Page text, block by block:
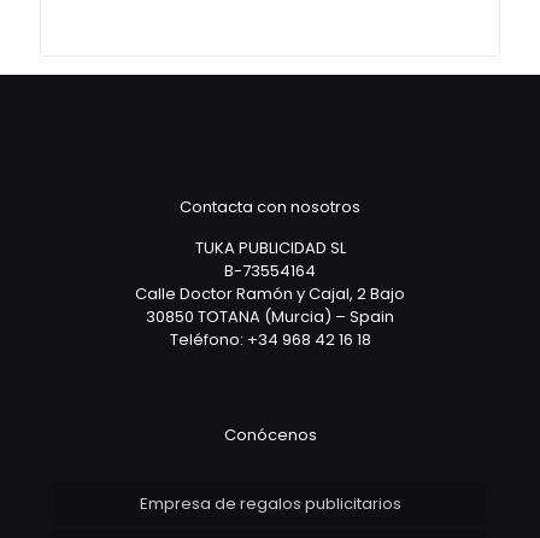
Contacta con nosotros
TUKA PUBLICIDAD SL
B-73554164
Calle Doctor Ramón y Cajal, 2 Bajo
30850 TOTANA (Murcia) – Spain
Teléfono: +34 968 42 16 18
Conócenos
Empresa de regalos publicitarios